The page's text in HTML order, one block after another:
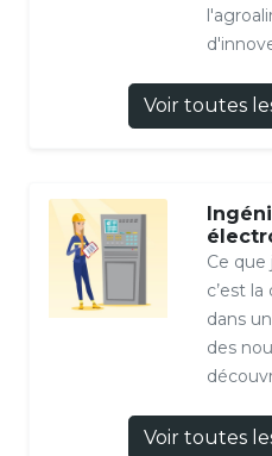
Voir toutes
Ce que
c’est
dans
des
Voir toutes